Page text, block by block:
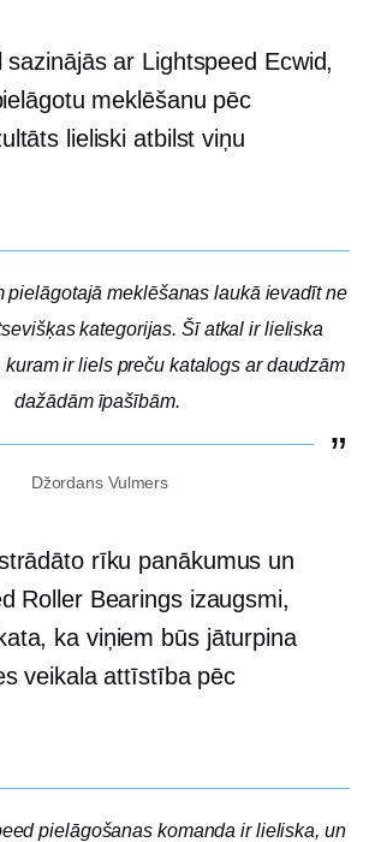
ar Lightspeed Ecwid,
meklēšanu pēc
lieliski atbilst viņu
pielāgotajā meklēšanas laukā ievadīt ne
kategorijas. Šī atkal ir lieliska
ir liels preču katalogs ar daudzām
dažādām īpašībām.
Džordans Vulmers
rīku panākumus un
Roller Bearings izaugsmi,
ka viņiem būs jāturpina
veikala attīstība pēc
pielāgošanas komanda ir lieliska, un